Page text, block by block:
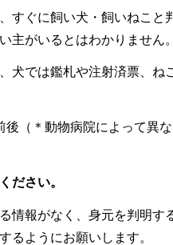
すぐに飼い犬・飼いねこと
主がいるとはわかりません。
犬では鑑札や注射済票、ね
（＊動物病院によって異
ださい。
報がなく、身元を判明す
るようにお願いします。